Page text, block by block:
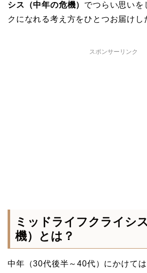
シス（中年の危機） でつらい思いを
クになれる考え方をひとつお届けし
スポンサーリンク
ミッドライフクライシ
機）とは？
中年（30代後半～40代）にかけて